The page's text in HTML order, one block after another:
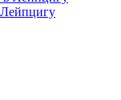
Лейпцигу